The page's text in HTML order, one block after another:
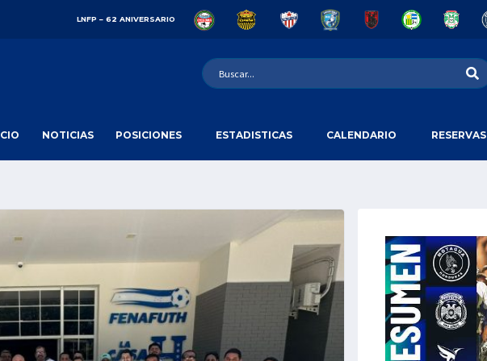
LNFP – 62 ANIVERSARIO
NOTICIAS POSICIONES ESTADISTICAS CALENDARIO RESERVAS